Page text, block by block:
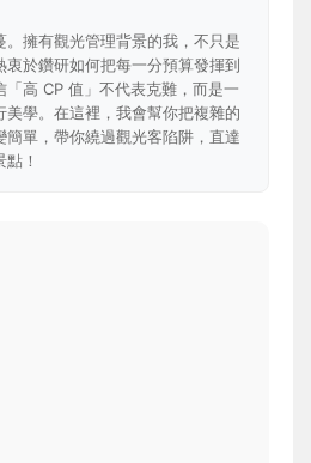
。擁有觀光管理背景的我，不只是
衷於鑽研如何把每一分預算發揮到
「高 CP 值」不代表克難，而是一
美學。在這裡，我會幫你把複雜的
簡單，帶你繞過觀光客陷阱，直達
！